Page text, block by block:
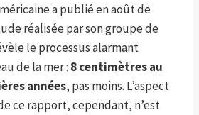
a publié en août de
réalisée par son groupe de
le processus alarmant
de la mer : 8 centimètres au
années, pas moins. L’aspect
ce rapport, cependant, n’est